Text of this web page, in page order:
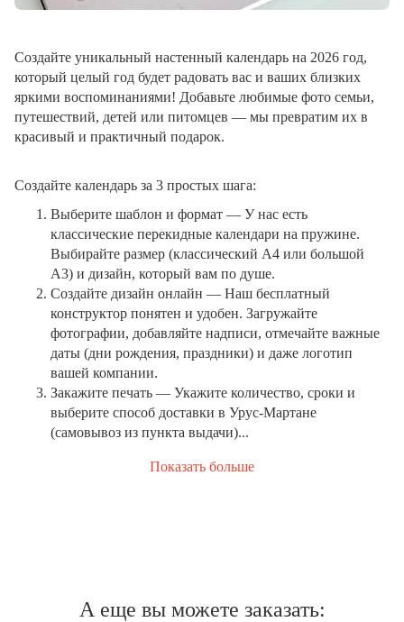
Создайте уникальный настенный календарь на 2026 год,
который целый год будет радовать вас и ваших близких
яркими воспоминаниями! Добавьте любимые фото семьи,
путешествий, детей или питомцев — мы превратим их в
красивый и практичный подарок.
Создайте календарь за 3 простых шага:
Выберите шаблон и формат — У нас есть
классические перекидные календари на пружине.
Выбирайте размер (классический A4 или большой
A3) и дизайн, который вам по душе.
Создайте дизайн онлайн — Наш бесплатный
конструктор понятен и удобен. Загружайте
фотографии, добавляйте надписи, отмечайте важные
даты (дни рождения, праздники) и даже логотип
вашей компании.
Закажите печать — Укажите количество, сроки и
выберите способ доставки в Урус-Мартане
(самовывоз из пункта выдачи)...
Показать больше
А еще вы можете заказать: